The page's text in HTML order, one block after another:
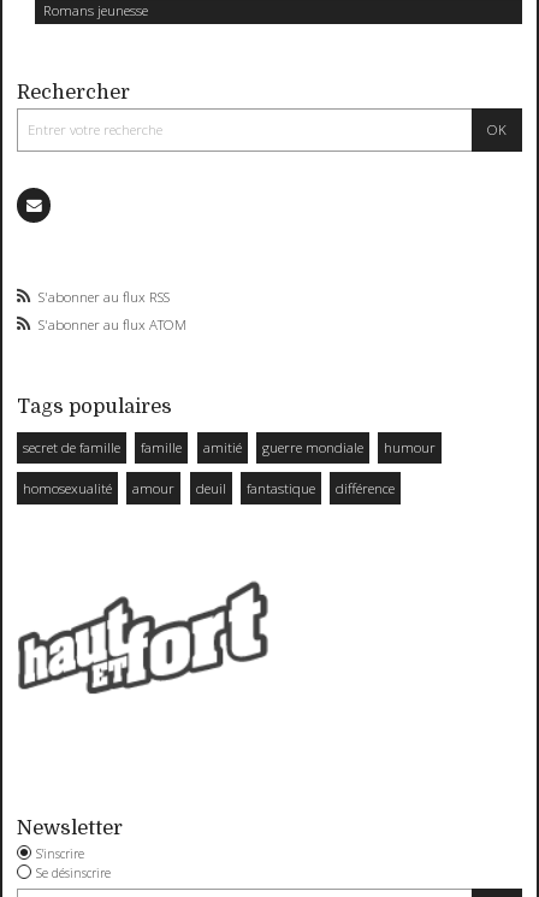
Romans jeunesse
Rechercher
S'abonner au flux RSS
S'abonner au flux ATOM
Tags populaires
secret de famille famille amitié guerre mondiale humour
homosexualité amour deuil fantastique différence
Newsletter
S'inscrire
Se désinscrire